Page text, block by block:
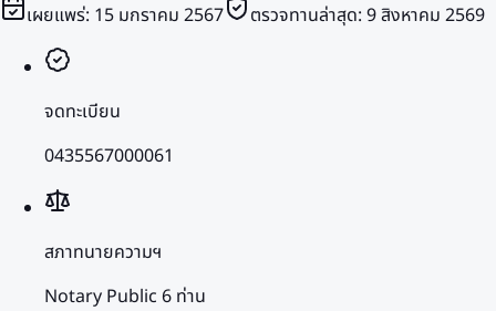
เผยแพร่: 15 มกราคม 2567 ตรวจทานล่าสุด: 9 สิงหาคม 2569
จดทะเบียน
0435567000061
สภาทนายความฯ
Notary Public 6 ท่าน